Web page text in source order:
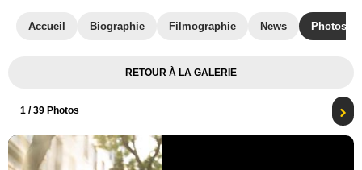
Accueil Biographie Filmographie News Photos
RETOUR À LA GALERIE
1 / 39 Photos